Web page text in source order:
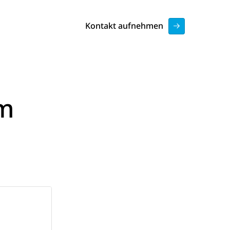
Kontakt aufnehmen